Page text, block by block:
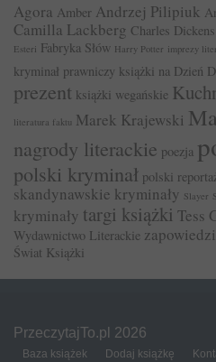
Agora Amber Andrzej Pilipiuk
Camilla Lackberg Charles Dickens
Esteri Fabryka Słów Harry Potter imprezy
kryminał prawniczy książki na Dzień
prezent książki wegańskie
literatura faktu Marek Krajewski
nagrody literackie poezja
polski kryminał polski
skandynawskie kryminały Slayer
kryminały targi książki Tess
Wydawnictwo Literackie zapowiedzi
Świat Książki
PrzeczytajTo.pl 2026
Baza książek Dodaj książkę